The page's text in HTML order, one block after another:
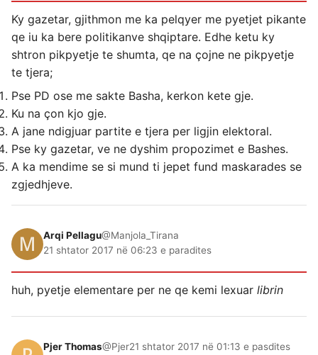
Ky gazetar, gjithmon me ka pelqyer me pyetjet pikante
qe iu ka bere politikanve shqiptare. Edhe ketu ky
shtron pikpyetje te shumta, qe na çojne ne pikpyetje
te tjera;
Pse PD ose me sakte Basha, kerkon kete gje.
Ku na çon kjo gje.
A jane ndigjuar partite e tjera per ligjin elektoral.
Pse ky gazetar, ve ne dyshim propozimet e Bashes.
A ka mendime se si mund ti jepet fund maskarades se
zgjedhjeve.
Arqi Pellagu@Manjola_Tirana
21 shtator 2017 në 06:23 e paradites
huh, pyetje elementare per ne qe kemi lexuar librin
Pjer Thomas@Pjer21 shtator 2017 në 01:13 e pasdites